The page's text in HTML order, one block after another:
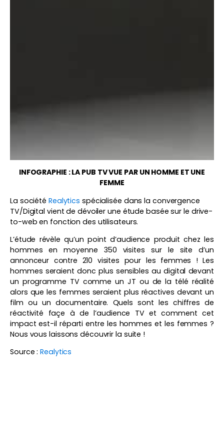
INFOGRAPHIE : LA PUB TV VUE PAR UN HOMME ET UNE
FEMME
La société Realytics spécialisée dans la convergence
TV/Digital vient de dévoiler une étude basée sur le drive-
to-web en fonction des utilisateurs.
L’étude révèle qu’un point d’audience produit chez les
hommes en moyenne 350 visites sur le site d’un
annonceur contre 210 visites pour les femmes ! Les
hommes seraient donc plus sensibles au digital devant
un programme TV comme un JT ou de la télé réalité
alors que les femmes seraient plus réactives devant un
film ou un documentaire. Quels sont les chiffres de
réactivité façe à de l’audience TV et comment cet
impact est-il réparti entre les hommes et les femmes ?
Nous vous laissons découvrir la suite !
Source :Realytics